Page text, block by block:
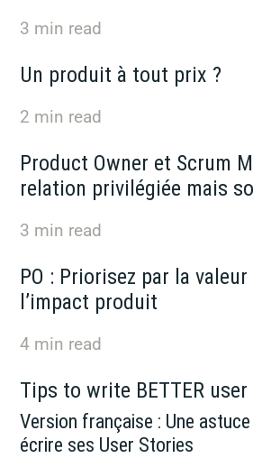
3 min read
Un produit à tout prix ?
2 min read
Product Owner et Scrum
relation privilégiée mais
3 min read
PO : Priorisez par la valeur
l’impact produit
4 min read
Tips to write BETTER
Version française : Une
écrire ses User Stories